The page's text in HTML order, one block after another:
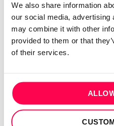
We also share information
our social media, advertising
may combine it with other
provided to them or that
of their services.
QUEM SOMOS
Sobre mim
Contactos
Conta cliente
INFORMAÇÕES